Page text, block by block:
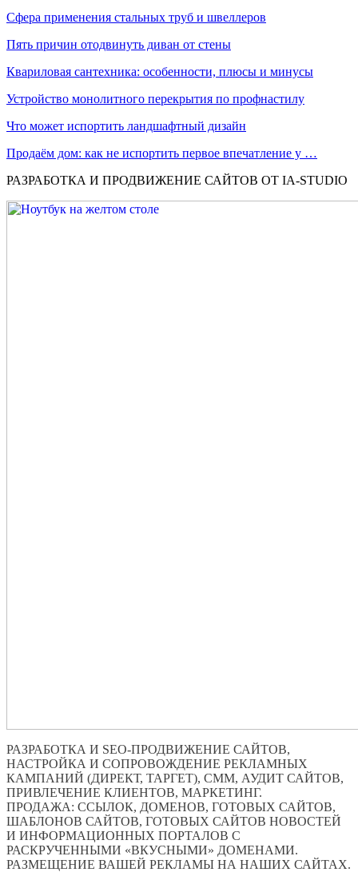
Сфера применения стальных труб и швеллеров
Пять причин отодвинуть диван от стены
Квариловая сантехника: особенности, плюсы и минусы
Устройство монолитного перекрытия по профнастилу
Что может испортить ландшафтный дизайн
Продаём дом: как не испортить первое впечатление у …
РАЗРАБОТКА И ПРОДВИЖЕНИЕ САЙТОВ ОТ IA-STUDIO
РАЗРАБОТКА И SEO-ПРОДВИЖЕНИЕ САЙТОВ,
НАСТРОЙКА И СОПРОВОЖДЕНИЕ РЕКЛАМНЫХ
КАМПАНИЙ (ДИРЕКТ, ТАРГЕТ), СММ, АУДИТ САЙТОВ,
ПРИВЛЕЧЕНИЕ КЛИЕНТОВ, МАРКЕТИНГ.
ПРОДАЖА: ССЫЛОК, ДОМЕНОВ, ГОТОВЫХ САЙТОВ,
ШАБЛОНОВ САЙТОВ, ГОТОВЫХ САЙТОВ НОВОСТЕЙ
И ИНФОРМАЦИОННЫХ ПОРТАЛОВ С
РАСКРУЧЕННЫМИ «ВКУСНЫМИ» ДОМЕНАМИ.
РАЗМЕЩЕНИЕ ВАШЕЙ РЕКЛАМЫ НА НАШИХ САЙТАХ.